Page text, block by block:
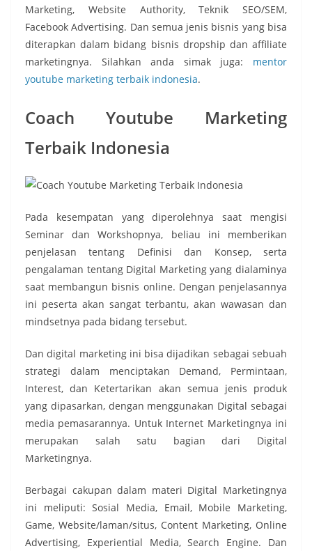
Marketing, Website Authority, Teknik SEO/SEM,
Facebook Advertising. Dan semua jenis bisnis yang bisa
diterapkan dalam bidang bisnis dropship dan affiliate
marketingnya. Silahkan anda simak juga: mentor
youtube marketing terbaik indonesia.
Coach Youtube Marketing
Terbaik Indonesia
Pada kesempatan yang diperolehnya saat mengisi
Seminar dan Workshopnya, beliau ini memberikan
penjelasan tentang Definisi dan Konsep, serta
pengalaman tentang Digital Marketing yang dialaminya
saat membangun bisnis online. Dengan penjelasannya
ini peserta akan sangat terbantu, akan wawasan dan
mindsetnya pada bidang tersebut.
Dan digital marketing ini bisa dijadikan sebagai sebuah
strategi dalam menciptakan Demand, Permintaan,
Interest, dan Ketertarikan akan semua jenis produk
yang dipasarkan, dengan menggunakan Digital sebagai
media pemasarannya. Untuk Internet Marketingnya ini
merupakan salah satu bagian dari Digital
Marketingnya.
Berbagai cakupan dalam materi Digital Marketingnya
ini meliputi: Sosial Media, Email, Mobile Marketing,
Game, Website/laman/situs, Content Marketing, Online
Advertising, Experiential Media, Search Engine. Dan